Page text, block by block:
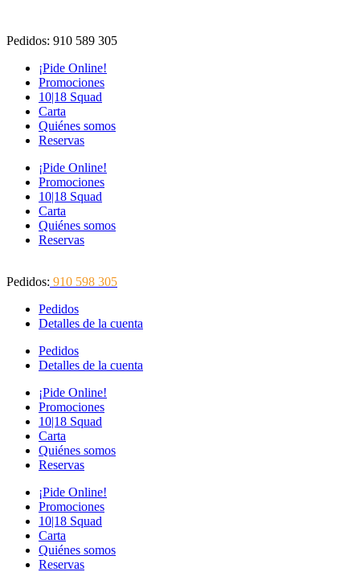
contenido
Pedidos: 910 589 305
¡Pide Online!
Promociones
10|18 Squad
Carta
Quiénes somos
Reservas
¡Pide Online!
Promociones
10|18 Squad
Carta
Quiénes somos
Reservas
Pedidos: 910 598 305
Pedidos
Detalles de la cuenta
Pedidos
Detalles de la cuenta
¡Pide Online!
Promociones
10|18 Squad
Carta
Quiénes somos
Reservas
¡Pide Online!
Promociones
10|18 Squad
Carta
Quiénes somos
Reservas